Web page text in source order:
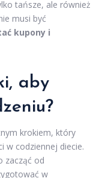
tańsze, ale również
musi być
kupony i
aby
krokiem, który
w codziennej diecie.
zacząć od
w